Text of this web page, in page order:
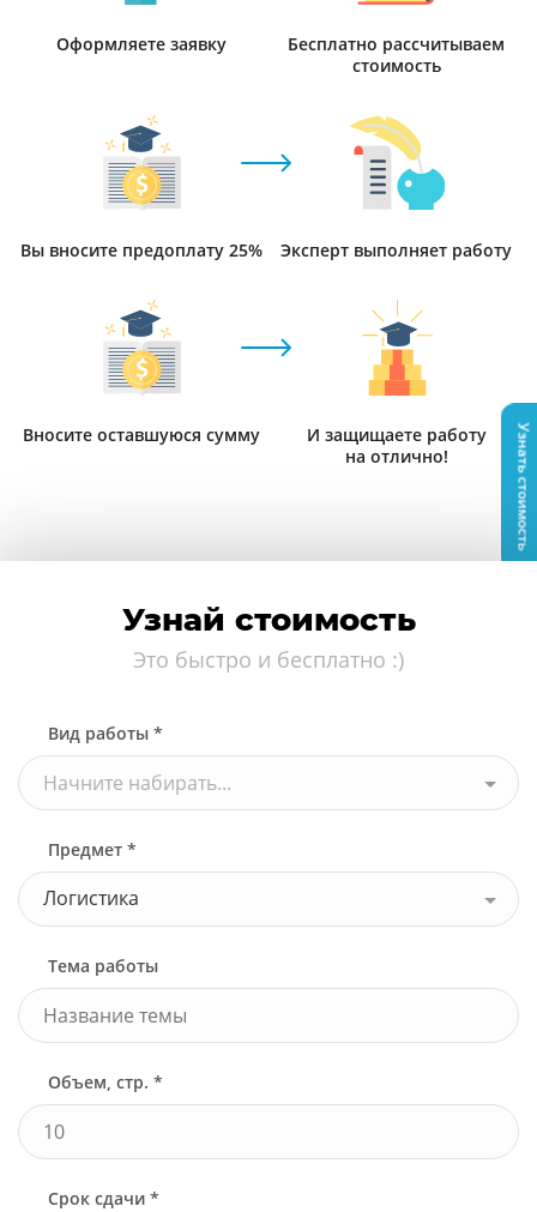
Оформляете заявку
Бесплатно рассчитываем
стоимость
Вы вносите предоплату 25% Эксперт выполняет работу
Вносите оставшуюся сумму
И защищаете работу
на отлично!
Узнай стоимость
Это быстро и бесплатно :)
Вид работы *
Начните набирать...
Предмет *
Логистика
Тема работы
Объем, стр. *
Срок сдачи *
Узнать стоимость